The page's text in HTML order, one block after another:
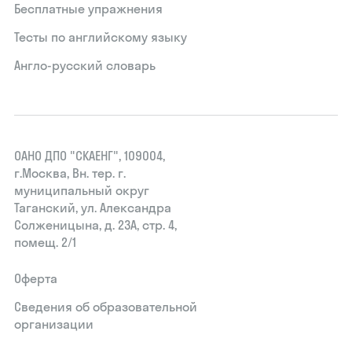
Бесплатные упражнения
Тесты по английскому языку
Англо-русский словарь
ОАНО ДПО "СКАЕНГ", 109004,
г.Москва, Вн. тер. г.
муниципальный округ
Таганский, ул. Александра
Солженицына, д. 23А, стр. 4,
помещ. 2/1
Оферта
Сведения об образовательной
организации